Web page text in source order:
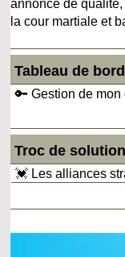
annonce de
la cour martiale et
Tableau de bord
🔑 Gestion de mon
Troc de
💓 Les alliances